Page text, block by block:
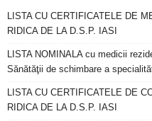
LISTA CU CERTIFICATELE DE
RIDICA DE LA D.S.P. IASI
LISTA NOMINALA cu medicii
Sănătăţii de schimbare a
LISTA CU CERTIFICATELE DE
RIDICA DE LA D.S.P. IASI